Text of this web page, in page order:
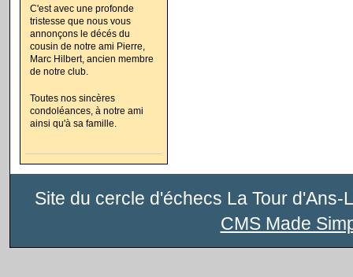
C'est avec une profonde
tristesse que nous vous
annonçons le décés du
cousin de notre ami Pierre,
Marc Hilbert, ancien membre
de notre club.
Toutes nos sincères
condoléances, à notre ami
ainsi qu'à sa famille.
Site du cercle d'échecs La Tour
CMS Made